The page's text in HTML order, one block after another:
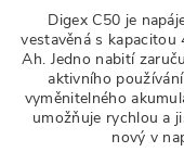
Digex C50 je
vestavěná s
Ah. Jedno nabití
aktivního
vyměnitelného
umožňuje rychlou a
nový v